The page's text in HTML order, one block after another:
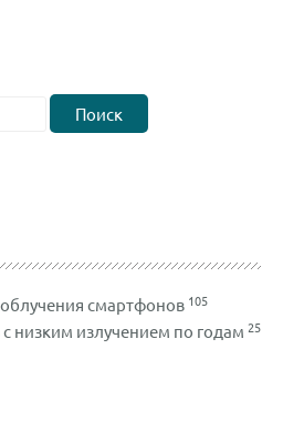
Поиск
смартфонов 105
низким излучением по годам 25